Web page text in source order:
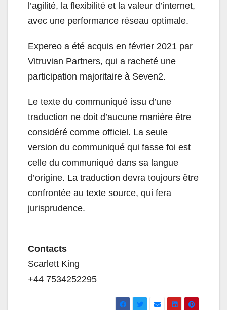
l’agilité, la flexibilité et la valeur d’internet,
avec une performance réseau optimale.
Expereo a été acquis en février 2021 par
Vitruvian Partners, qui a racheté une
participation majoritaire à Seven2.
Le texte du communiqué issu d’une
traduction ne doit d’aucune manière être
considéré comme officiel. La seule
version du communiqué qui fasse foi est
celle du communiqué dans sa langue
d’origine. La traduction devra toujours être
confrontée au texte source, qui fera
jurisprudence.
Contacts
Scarlett King
+44 7534252295